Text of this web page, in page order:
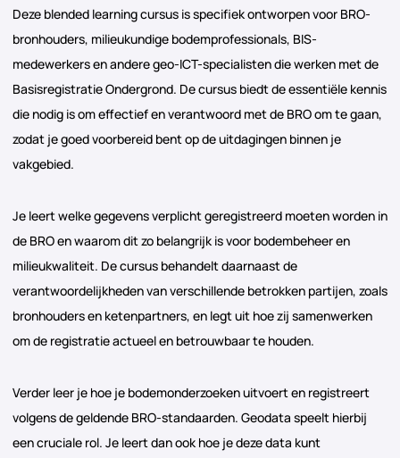
Deze blended learning cursus is specifiek ontworpen voor BRO-
bronhouders, milieukundige bodemprofessionals, BIS-
medewerkers en andere geo-ICT-specialisten die werken met de
Basisregistratie Ondergrond. De cursus biedt de essentiële kennis
die nodig is om effectief en verantwoord met de BRO om te gaan,
zodat je goed voorbereid bent op de uitdagingen binnen je
vakgebied.
Je leert welke gegevens verplicht geregistreerd moeten worden in
de BRO en waarom dit zo belangrijk is voor bodembeheer en
milieukwaliteit. De cursus behandelt daarnaast de
verantwoordelijkheden van verschillende betrokken partijen, zoals
bronhouders en ketenpartners, en legt uit hoe zij samenwerken
om de registratie actueel en betrouwbaar te houden.
Verder leer je hoe je bodemonderzoeken uitvoert en registreert
volgens de geldende BRO-standaarden. Geodata speelt hierbij
een cruciale rol. Je leert dan ook hoe je deze data kunt